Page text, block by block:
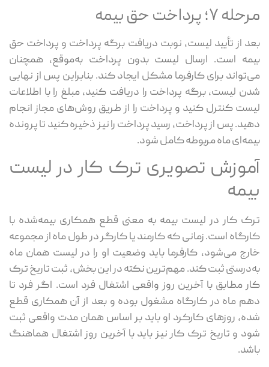
مرحله ۷؛ پرداخت حق بیمه
بعد از تأیید لیست، نوبت دریافت برگه پرداخت و پرداخت حق
بیمه است. ارسال لیست بدون پرداخت به‌موقع، همچنان
می‌تواند برای کارفرما مشکل ایجاد کند. بنابراین پس از نهایی
شدن لیست، برگه پرداخت را دریافت کنید، مبلغ را با اطلاعات
لیست کنترل کنید و پرداخت را از طریق روش‌های مجاز انجام
دهید. پس از پرداخت، رسید پرداخت را نیز ذخیره کنید تا پرونده
بیمه‌ای ماه مربوطه کامل شود.
آموزش تصویری ترک کار در لیست
بیمه
ترک کار در لیست بیمه به معنی قطع همکاری بیمه‌شده با
کارگاه است. زمانی که کارمند یا کارگر در طول ماه از مجموعه
خارج می‌شود، کارفرما باید وضعیت او را در لیست همان ماه
به‌درستی ثبت کند. مهم‌ترین نکته در این بخش، ثبت تاریخ ترک
کار مطابق با آخرین روز واقعی اشتغال فرد است. اگر فرد تا
دهم ماه در کارگاه مشغول بوده و بعد از آن همکاری قطع
شده، روزهای کارکرد او باید بر اساس همان مدت واقعی ثبت
شود و تاریخ ترک کار نیز باید با آخرین روز اشتغال هماهنگ
باشد.